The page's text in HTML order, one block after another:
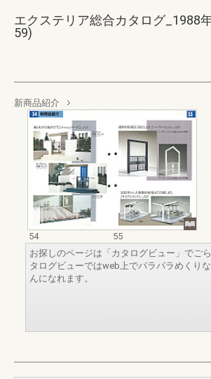
エクステリア総合カタログ_1988
59)
新商品紹介
54
55
お探しのページは「カタログビュー」でご
タログビューではweb上でパラパラめくり
んになれます。